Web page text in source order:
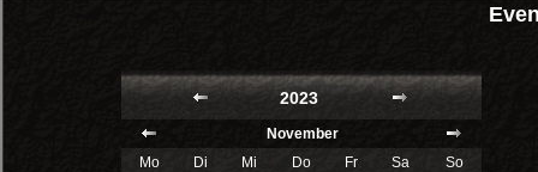
2023
November
Mo
Di Mi Do Fr Sa
So